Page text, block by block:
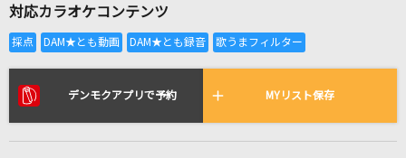
全国りれき
リアルタイムで歌われている曲の一覧
対応カラオケコンテンツ
デンモクアプリで予約 MYリスト保存